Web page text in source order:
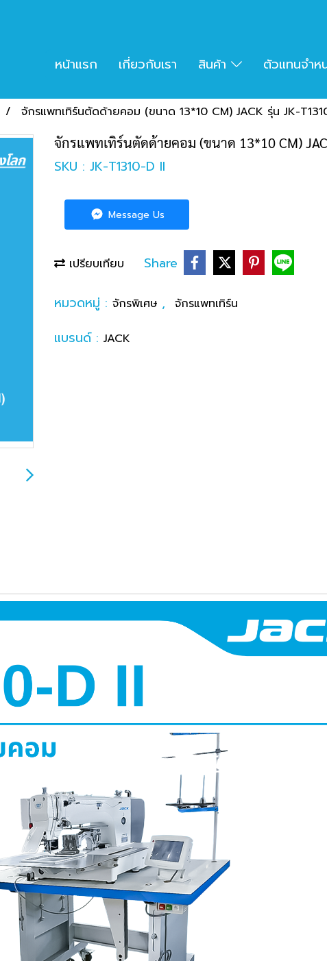
หน้าแรก เกี่ยวกับเรา สินค้า ตัวแทนจำห
จักรแพทเทิร์นตัดด้ายคอม (ขนาด 13*10 CM) JACK รุ่น JK-
จักรแพทเทิร์นตัดด้ายคอม (ขนาด 13*10 CM)
SKU : JK-T1310-D II
Message Us
เปรียบเทียบ Share
หมวดหมู่ : จักรพิเศษ , จักรแพทเทิร์น
แบรนด์ : JACK